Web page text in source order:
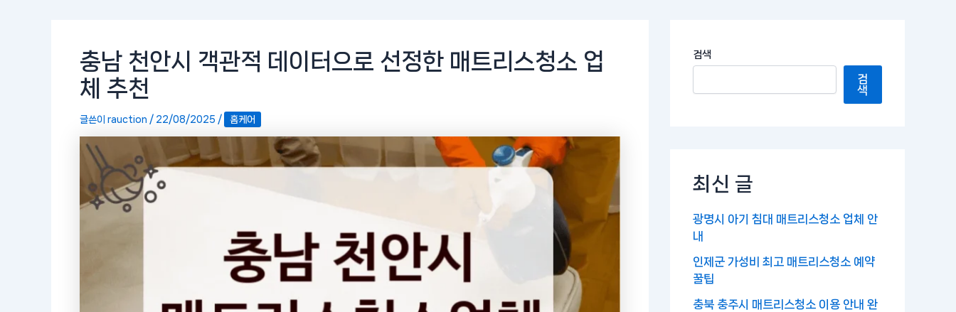
충남 천안시 객관적 데이터으로 선정한 매트리스청소 업
체 추천
글쓴이 rauction / 22/08/2025 / 홈케어
검색
검
색
최신 글
광명시 아기 침대 매트리스청소 업체 안
내
인제군 가성비 최고 매트리스청소 예약
꿀팁
충북 충주시 매트리스청소 이용 안내 완